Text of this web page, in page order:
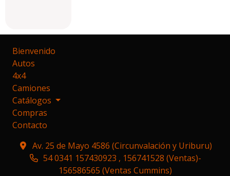
Bienvenido
Autos
4x4
Camiones
Catálogos
Compras
Contacto
Av. 25 de Mayo 4586 (Circunvalación y Uriburu)
54 0341 157430923 , 156741528 (Ventas)-
156586565 (Ventas Cummins)